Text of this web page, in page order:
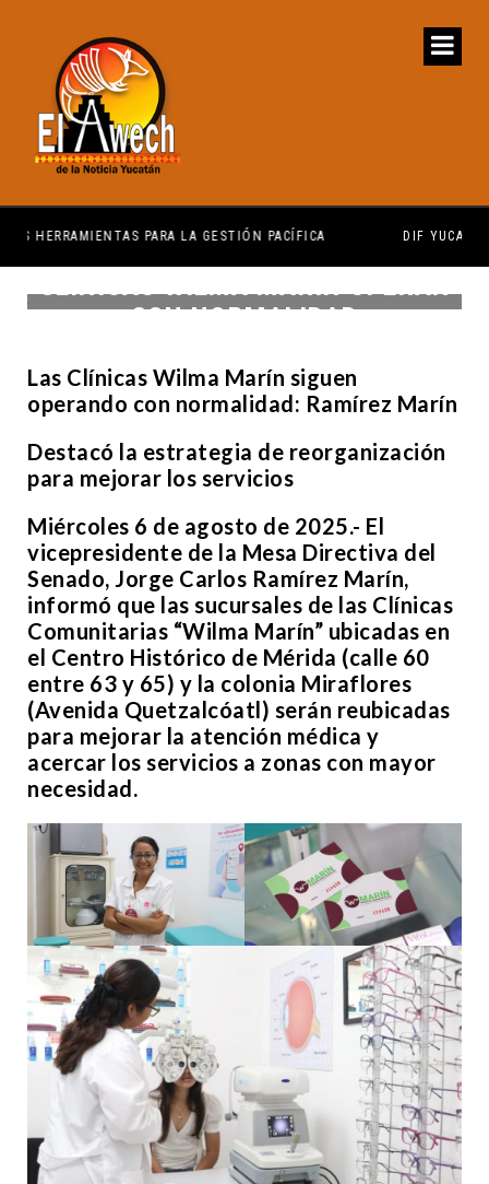
DIF YUCATÁN Y UBER SIGNAN CONVENIO
CLÍNICAS WILMA MARÍN OPERAN
CON NORMALIDAD
Las Clínicas Wilma Marín siguen
operando con normalidad: Ramírez Marín
Destacó la estrategia de reorganización
para mejorar los servicios
Miércoles 6 de agosto de 2025.- El
vicepresidente de la Mesa Directiva del
Senado, Jorge Carlos Ramírez Marín,
informó que las sucursales de las Clínicas
Comunitarias “Wilma Marín” ubicadas en
el Centro Histórico de Mérida (calle 60
entre 63 y 65) y la colonia Miraflores
(Avenida Quetzalcóatl) serán reubicadas
para mejorar la atención médica y
acercar los servicios a zonas con mayor
necesidad.